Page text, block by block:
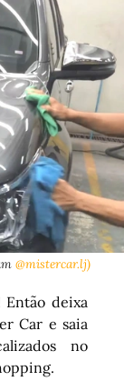
@mistercar.lj)
deixa
Car e saia
no